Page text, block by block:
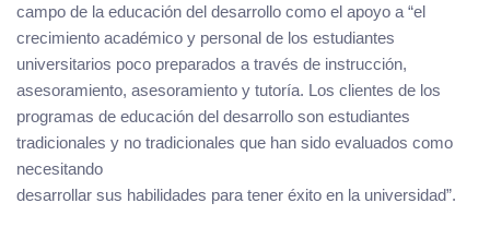
campo de la educación del desarrollo como el apoyo a “el
crecimiento académico y personal de los estudiantes
universitarios poco preparados a través de instrucción,
asesoramiento, asesoramiento y tutoría. Los clientes de los
programas de educación del desarrollo son estudiantes
tradicionales y no tradicionales que han sido evaluados como
necesitando
desarrollar sus habilidades para tener éxito en la universidad”.